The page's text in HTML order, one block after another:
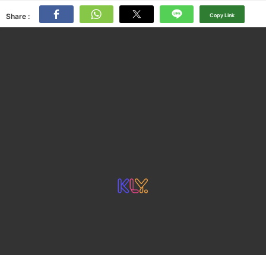
Share : Copy Link